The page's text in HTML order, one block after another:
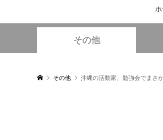
その他
その他 沖縄の活動家、勉強会でまさ